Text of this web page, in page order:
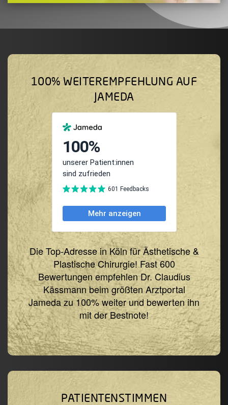
100% WEITEREMPFEHLUNG AUF
JAMEDA
Die Top-Adresse in Köln für Ästhetische &
Plastische Chirurgie! Fast 600
Bewertungen empfehlen Dr. Claudius
Kässmann beim größten Arztportal
Jameda zu 100% weiter und bewerten ihn
mit der Bestnote!
PATIENTENSTIMMEN